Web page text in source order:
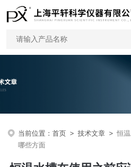
当前位置：首页 >技术文章 >恒
哪些方面